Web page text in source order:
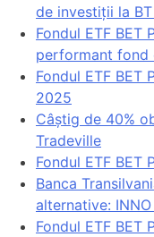
de investiții la
Fondul ETF BET
performant fond
Fondul ETF BET
2025
Câștig de 40%
Tradeville
Fondul ETF BET
Banca
alternative:
Fondul ETF BET